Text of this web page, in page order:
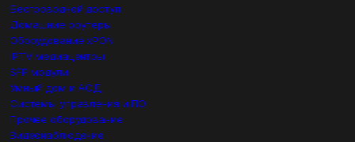
Беспроводной доступ
Домашние роутеры
Оборудование xPON
IPTV медиацентры
SFP модули
Умный дом и АСД
Системы управления и ПО
Прочее оборудование
Видеонаблюдение